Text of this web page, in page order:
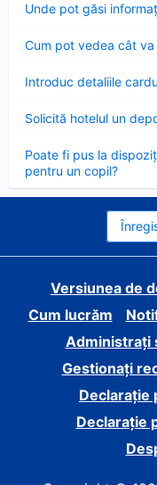
Unde pot găsi
închis
Cum pot vedea cât va
închis
Introduc detaliile
închis
Solicită hotelul un
închis
Poate fi pus la
pentru un copil?
închis
Versiunea de
Cum lucrăm
Administrați
Gestionați
Declarație
Declarație